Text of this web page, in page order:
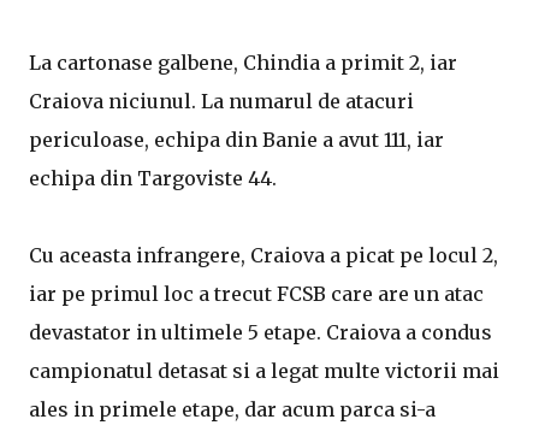
La cartonase galbene, Chindia a primit 2, iar
Craiova niciunul. La numarul de atacuri
periculoase, echipa din Banie a avut 111, iar
echipa din Targoviste 44.
Cu aceasta infrangere, Craiova a picat pe locul 2,
iar pe primul loc a trecut FCSB care are un atac
devastator in ultimele 5 etape. Craiova a condus
campionatul detasat si a legat multe victorii mai
ales in primele etape, dar acum parca si-a